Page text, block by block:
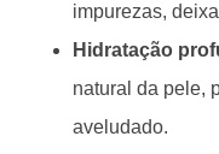
impurezas,
Hidratação
natural da pele,
aveludado.